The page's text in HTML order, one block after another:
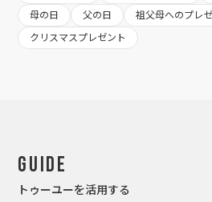
母の日
父の日
祖父母へのプレ
クリスマスプレゼント
Guide
トゥーユーを活用する